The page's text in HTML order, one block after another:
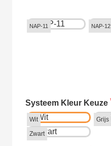
NAP-11 NAP-12
Systeem Kleur Keuze
Wit
Grijs
Zwart